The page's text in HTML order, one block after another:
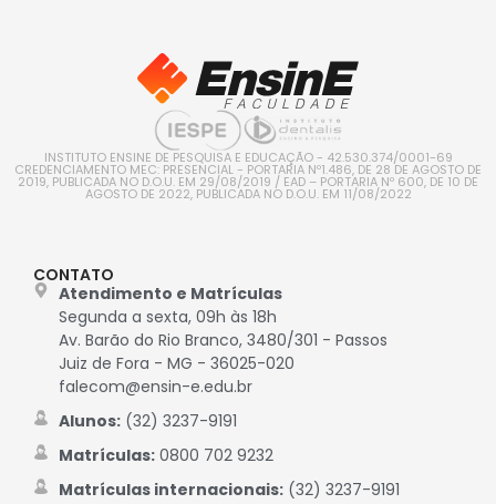
INSTITUTO ENSINE DE PESQUISA E EDUCAÇÃO - 42.530.374/0001-69
CREDENCIAMENTO MEC: PRESENCIAL - PORTARIA Nº1.486, DE 28 DE AGOSTO DE
2019, PUBLICADA NO D.O.U. EM 29/08/2019 / EAD – PORTARIA Nº 600, DE 10 DE
AGOSTO DE 2022, PUBLICADA NO D.O.U. EM 11/08/2022
CONTATO
Atendimento e Matrículas
Segunda a sexta, 09h às 18h
Av. Barão do Rio Branco, 3480/301 - Passos
Juiz de Fora - MG - 36025-020
falecom@ensin-e.edu.br
Alunos:(32) 3237-9191
Matrículas:0800 702 9232
Matrículas internacionais:(32) 3237-9191